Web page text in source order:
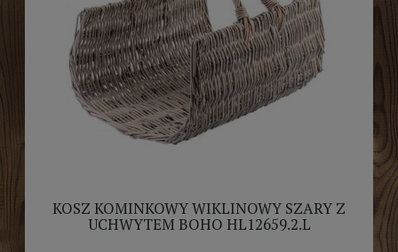
KOSZ KOMINKOWY WIKLINOWY SZARY Z
UCHWYTEM BOHO HL12659.2.L